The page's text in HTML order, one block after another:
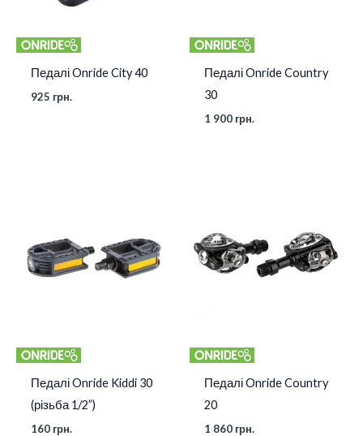
Педалі Onride City 40
925 грн.
Педалі Onride Country
30
1 900 грн.
Педалі Onride Kiddi 30
(різьба 1/2”)
160 грн.
Педалі Onride Country
20
1 860 грн.